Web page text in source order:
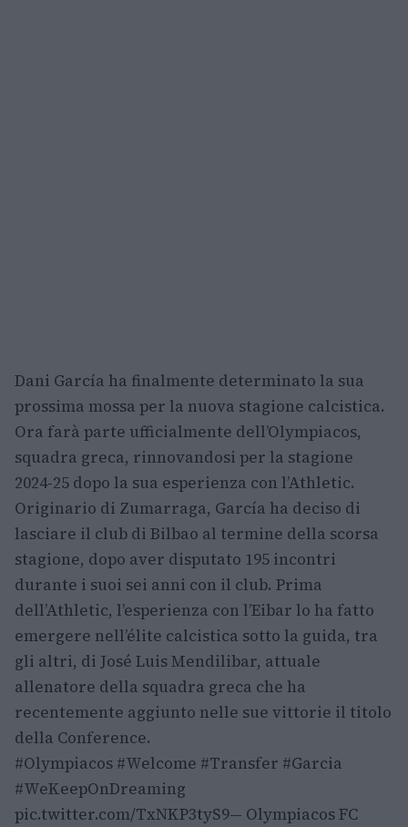
Dani García ha finalmente determinato la sua
prossima mossa per la nuova stagione calcistica.
Ora farà parte ufficialmente dell’Olympiacos,
squadra greca, rinnovandosi per la stagione
2024-25 dopo la sua esperienza con l’Athletic.
Originario di Zumarraga, García ha deciso di
lasciare il club di Bilbao al termine della scorsa
stagione, dopo aver disputato 195 incontri
durante i suoi sei anni con il club. Prima
dell’Athletic, l’esperienza con l’Eibar lo ha fatto
emergere nell’élite calcistica sotto la guida, tra
gli altri, di José Luis Mendilibar, attuale
allenatore della squadra greca che ha
recentemente aggiunto nelle sue vittorie il titolo
della Conference.
#Olympiacos #Welcome #Transfer #Garcia
#WeKeepOnDreaming
pic.twitter.com/TxNKP3tyS9— Olympiacos FC